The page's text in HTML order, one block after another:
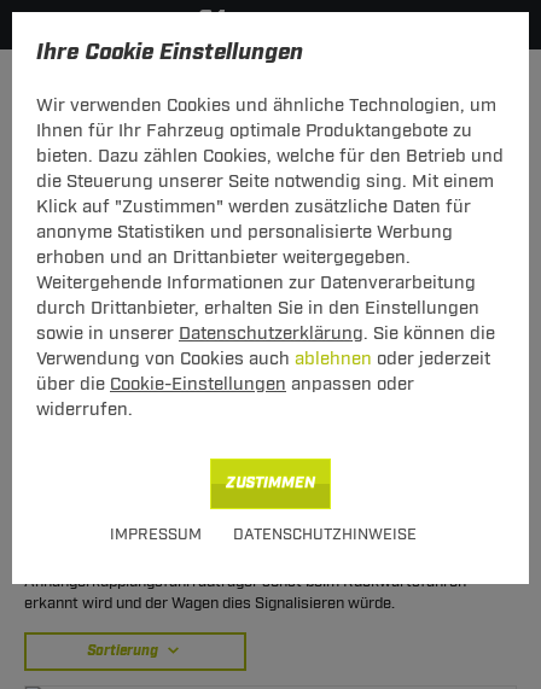
Ihre Cookie Einstellungen
Wir verwenden Cookies und ähnliche Technologien, um
Ihnen für Ihr Fahrzeug optimale Produktangebote zu
bieten. Dazu zählen Cookies, welche für den Betrieb und
die Steuerung unserer Seite notwendig sing. Mit einem
Klick auf "Zustimmen" werden zusätzliche Daten für
anonyme Statistiken und personalisierte Werbung
erhoben und an Drittanbieter weitergegeben.
Weitergehende Informationen zur Datenverarbeitung
durch Drittanbieter, erhalten Sie in den Einstellungen
sowie in unserer Datenschutzerklärung. Sie können die
Verwendung von Cookies auch ablehnen oder jederzeit
über die Cookie-Einstellungen anpassen oder
widerrufen.
IMPRESSUM DATENSCHUTZHINWEISE
ZUSTIMMEN
KATEGORIEN FILTER
Anhängerkupplungsträger
Bequem und Einfach: Fahrradträger für die
Anhängerkupplung
Sofern sich eine Anhängerkupplung an Ihrem Auto befindet, können
Sie in Abhängigkeit von der Stützlast der Anhängerkupplung bis zu 4
Fahrräder bequem und einfach mit einem Fahrradträger für die
Anhängerkupplung transportieren.
die maximale Einfahrsthöhe zu achten. Zusätzlich hat dieser
Montageort den großen Vorteil des fast unveränderten
achten Sie beim Kauf des Elektrosatzes auf die PDC (Parc Distance
Anhängerkupplungsfahrradträger sonst beim Rückwärtsfahren
erkannt wird und der Wagen dies Signalisieren würde.
Sortierung